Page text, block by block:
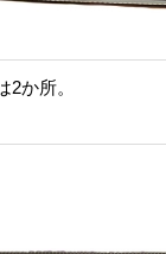
2か所。